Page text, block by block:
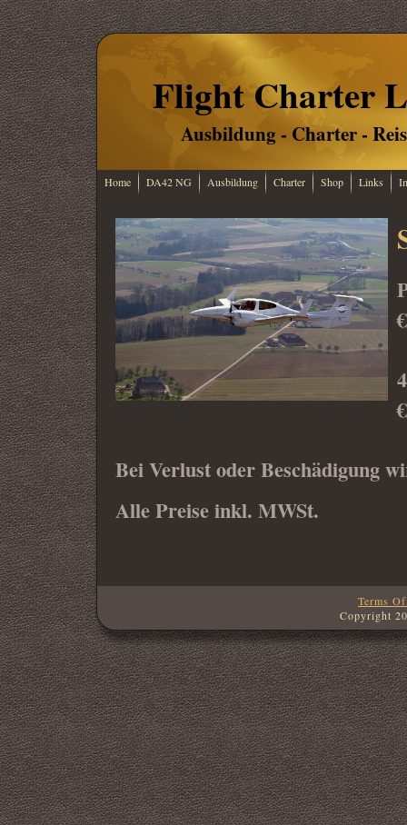
Flight Charter
Ausbildung - Charter -
Home DA42 NG Ausbildung Charter Shop Links
Bei Verlust oder Beschädigung
Alle Preise inkl. MWSt.
Terms
Copyright